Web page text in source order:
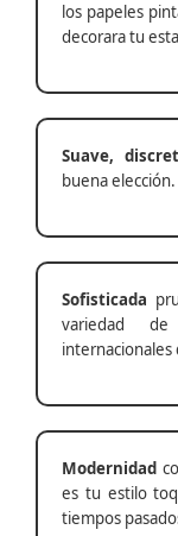
los papeles
decorara tu
Suave,
buena elección.
Sofisticada
variedad
Modernidad
es tu estilo
tiempos